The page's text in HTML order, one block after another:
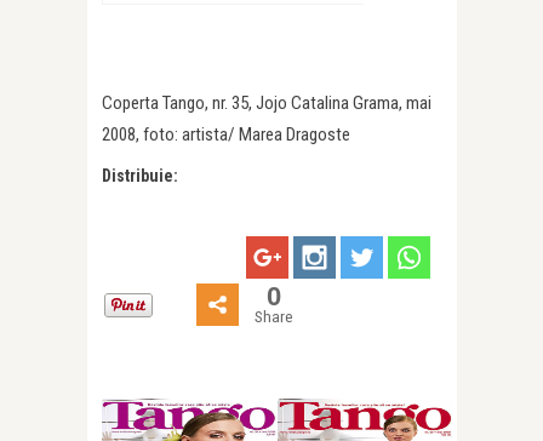
Coperta Tango, nr. 35, Jojo Catalina Grama, mai
2008, foto: artista/ Marea Dragoste
Distribuie:
0
Share